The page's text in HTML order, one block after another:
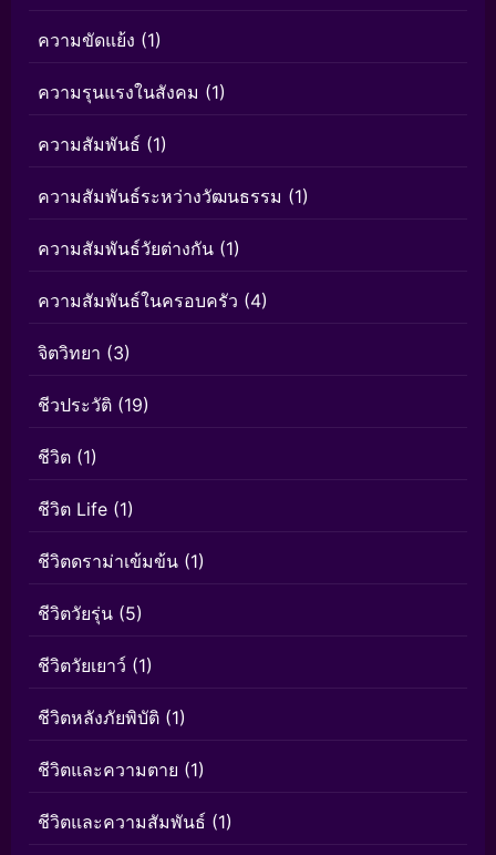
ความขัดแย้ง (1)
ความรุนแรงในสังคม (1)
ความสัมพันธ์ (1)
ความสัมพันธ์ระหว่างวัฒนธรรม (1)
ความสัมพันธ์วัยต่างกัน (1)
ความสัมพันธ์ในครอบครัว (4)
จิตวิทยา (3)
ชีวประวัติ (19)
ชีวิต (1)
ชีวิต Life (1)
ชีวิตดราม่าเข้มข้น (1)
ชีวิตวัยรุ่น (5)
ชีวิตวัยเยาว์ (1)
ชีวิตหลังภัยพิบัติ (1)
ชีวิตและความตาย (1)
ชีวิตและความสัมพันธ์ (1)